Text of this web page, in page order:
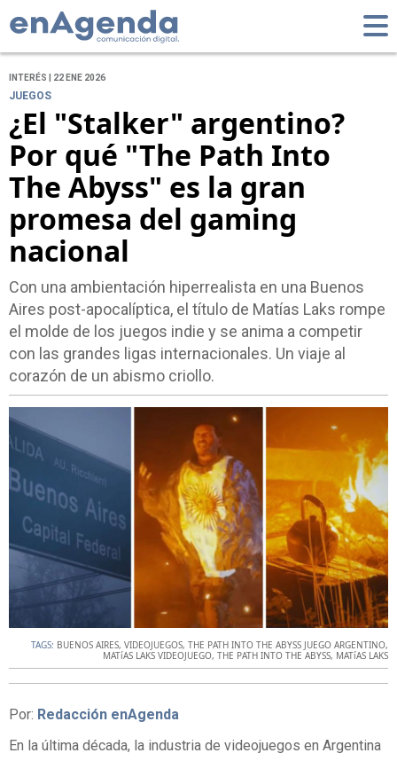
INTERÉS | 22 ENE 2026
JUEGOS
¿El "Stalker" argentino?
Por qué "The Path Into
The Abyss" es la gran
promesa del gaming
nacional
Con una ambientación hiperrealista en una Buenos
Aires post-apocalíptica, el título de Matías Laks rompe
el molde de los juegos indie y se anima a competir
con las grandes ligas internacionales. Un viaje al
corazón de un abismo criollo.
TAGS: BUENOS AIRES, VIDEOJUEGOS, THE PATH INTO THE ABYSS JUEGO ARGENTINO,
MATíAS LAKS VIDEOJUEGO, THE PATH INTO THE ABYSS, MATíAS LAKS
Por: Redacción enAgenda
En la última década, la industria de videojuegos en Argentina